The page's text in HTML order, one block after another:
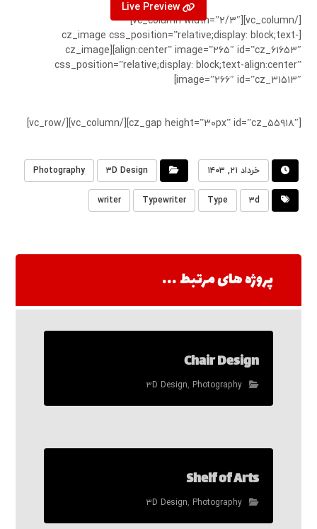
Live Preview
[/vc_column][vc_column width=”۲/۳″]
[cz_image css_position=”relative;display: block;text-
align:center” image=”۲۶۵″ id=”cz_۶۱۶۵۳″][cz_image
css_position=”relative;display: block;text-align:center”
image=”۲۶۶″ id=”cz_۳۱۵۱۳″]
[cz_gap height=”۳۰px” id=”cz_۵۵۹۱۸″][/vc_column][/vc_row]
خرداد ۲۱, ۱۴۰۳ ۳D Design Photography
۳d Type
Typewriter
writer
پروژه های مرتبط ...
Chair Design
۳D Design, Photography
Shelf of Arts
۳D Design, Photography